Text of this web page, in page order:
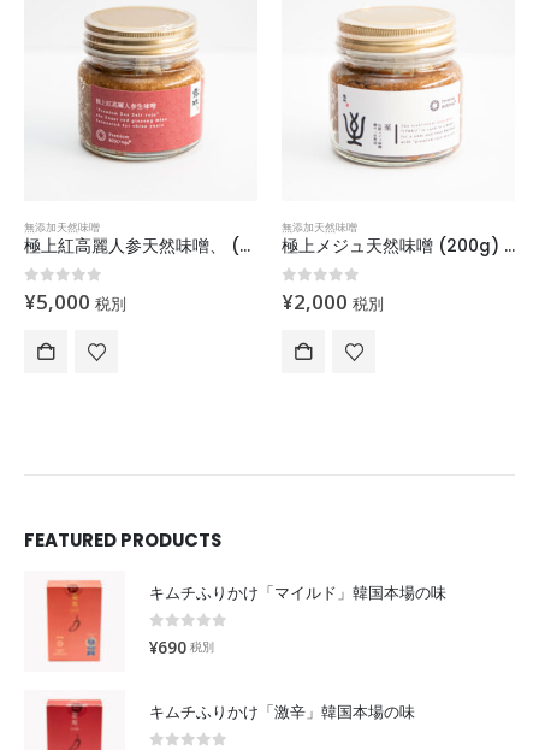
無添加天然味噌
極上紅高麗人参天然味噌、 (200g) 「予約販売」
0out of 5
¥5,000 税別
無添加天然味噌
極上メジュ天然味噌 (200g) 「2月配送予約販売」
0out of 5
¥2,000 税別
FEATURED PRODUCTS
キムチふりかけ「マイルド」韓国本場の味
0 out of 5
¥690 税別
キムチふりかけ「激辛」韓国本場の味